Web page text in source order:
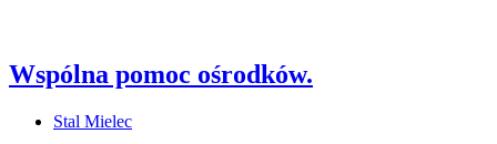
Wspólna pomoc ośrodków.
Stal Mielec